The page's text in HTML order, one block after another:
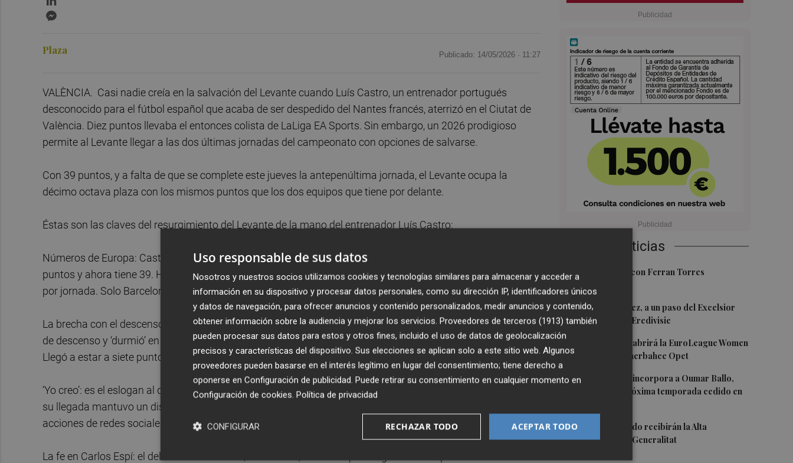
Últimas Noticias
1Foios se vuelca con Ferran Torres
2Mario Domínguez, a un paso del Excelsior
Róterdam de la Eredivisie
3
Valencia Basket abrirá la EuroLeague Women
en casa ante Fenerbahce Opet
4 Valencia Basket incorpora a Oumar Ballo,
que jugará la próxima temporada cedido en
5Ferran y Grimaldo recibirán la Alta
Distinción de la Generalitat
Plaza Publicado: 14/05/2026 · 11:27
VALÈNCIA. Casi nadie creía en la salvación del Levante cuando Luís Castro, un entrenador portugués
desconocido para el fútbol español que acaba de ser despedido del Nantes francés, aterrizó en el Ciutat de
València. Diez puntos llevaba el entonces colista de LaLiga EA Sports. Sin embargo, un 2026 prodigioso
permite al Levante llegar a las dos últimas jornadas del campeonato con opciones de salvarse.
Con 39 puntos, y a falta de que se complete este jueves la antepenúltima jornada, el Levante ocupa la
décimo octava plaza con los mismos puntos que los dos equipos que tiene por delante.
Éstas son las claves del resurgimiento del Levante de la mano del entrenador Luís Castro:
Números de Europa: Castro le ha dado la vuelta al Levante. Cogió al equipo en Navidad con apenas diez
puntos y ahora tiene 39. Ha logrado 29 en los 20 partidos que lleva, lo que arroja una media de 1,45 puntos
por jornada. Solo Barcelona, Real Madrid y Villarreal han sumado más en 2026.
La brecha con el descenso: el Levante llevaba desde la décimo segunda jornada del campeonato en puestos
de descenso y ‘durmió’ en puestos de salvación la noche del martes al miércoles tras ganar 2-3 en Vigo.
Llegó a estar a siete puntos de la permanencia entre la jornada 24 y 25, ya con Castro en el banquillo.
‘Yo creo’: es el eslogan al que se ha agarrado el Levante y que por primera vez pronunció el portugués. Desde
su llegada mantuvo un discurso optimista, sin estridencias. El club ya usa el ‘yo creo’ para todas sus
acciones de redes sociales.
La fe en Carlos Espí: el delantero valenciano, de 20 años, marcó su primer gol de la temporada en el debut de
Uso responsable de sus datos
Nosotros y nuestros socios utilizamos cookies y tecnologías similares para almacenar y acceder a
información en su dispositivo y procesar datos personales, como su dirección IP, identificadores únicos
y datos de navegación, para ofrecer anuncios y contenido personalizados, medir anuncios y contenido,
obtener información sobre la audiencia y mejorar los servicios. Proveedores de terceros (1913) también
pueden procesar sus datos para estos y otros fines, incluido el uso de datos de geolocalización
precisos y características del dispositivo. Sus elecciones se aplican solo a este sitio web. Algunos
proveedores pueden basarse en el interés legítimo en lugar del consentimiento; tiene derecho a
oponerse en Configuración de publicidad. Puede retirar su consentimiento en cualquier momento en
Configuración de cookies. Política de privacidad
ACEPTAR TODO
RECHAZAR TODO
CONFIGURAR